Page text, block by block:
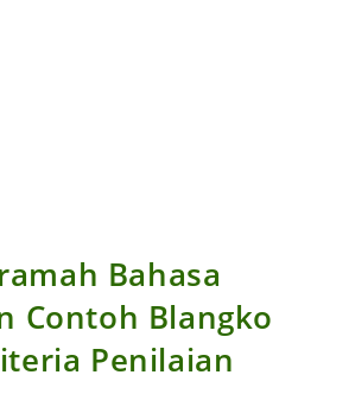
Bahasa
Contoh Blangko
Penilaian